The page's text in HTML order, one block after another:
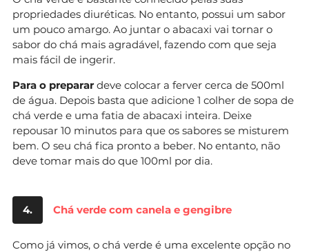
propriedades diuréticas. No entanto, possui um sabor
um pouco amargo. Ao juntar o abacaxi vai tornar o
sabor do chá mais agradável, fazendo com que seja
mais fácil de ingerir.
Para o preparar deve colocar a ferver cerca de 500ml
de água. Depois basta que adicione 1 colher de sopa de
chá verde e uma fatia de abacaxi inteira. Deixe
repousar 10 minutos para que os sabores se misturem
bem. O seu chá fica pronto a beber. No entanto, não
deve tomar mais do que 100ml por dia.
4. Chá verde com canela e gengibre
Como já vimos, o chá verde é uma excelente opção no